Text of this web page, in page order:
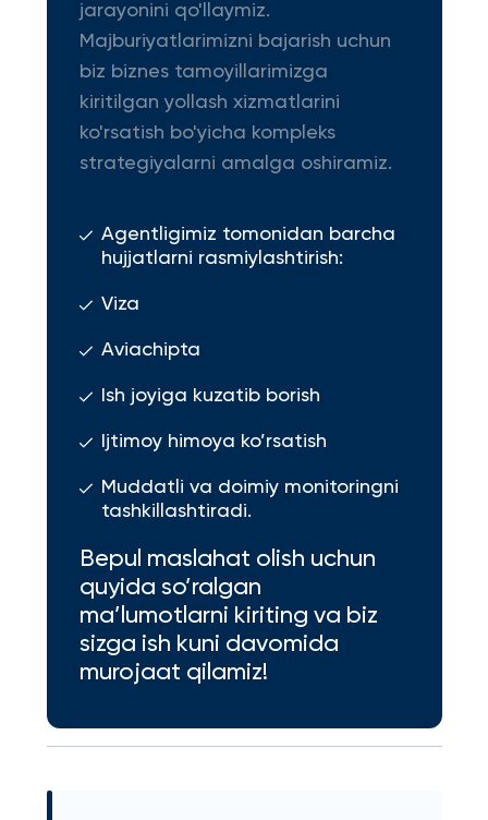
jarayonini qo'llaymiz.
Majburiyatlarimizni bajarish uchun
biz biznes tamoyillarimizga
kiritilgan yollash xizmatlarini
ko'rsatish bo'yicha kompleks
strategiyalarni amalga oshiramiz.
Agentligimiz tomonidan barcha
hujjatlarni rasmiylashtirish:
Viza
Aviachipta
Ish joyiga kuzatib borish
Ijtimoy himoya ko’rsatish
Muddatli va doimiy monitoringni
tashkillashtiradi.
Bepul maslahat olish uchun
quyida so’ralgan
ma’lumotlarni kiriting va biz
sizga ish kuni davomida
murojaat qilamiz!